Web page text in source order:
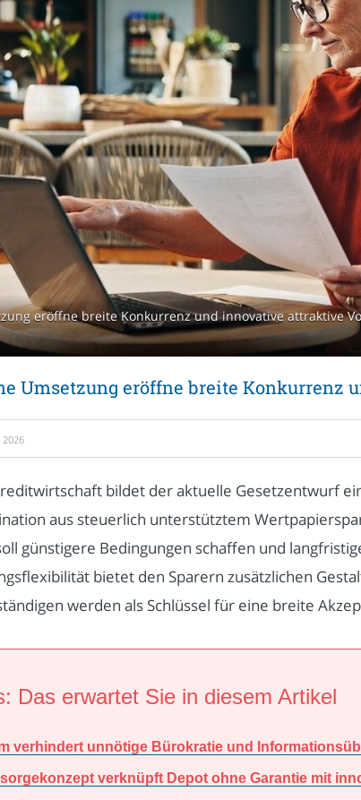
eröffne breite Konkurrenz und innovative attraktive
Umsetzung eröffne breite Konkurrenz
2026
bildet der aktuelle Gesetzentwurf
aus steuerlich unterstütztem
günstigere Bedingungen schaffen und
bietet den Sparern zusätzlichen
werden als Schlüssel für eine breite
Das erwartet Sie in diesem Artikel
verhindert unnötige Bürokratie und
verknüpft Depot ohne Garantie mit